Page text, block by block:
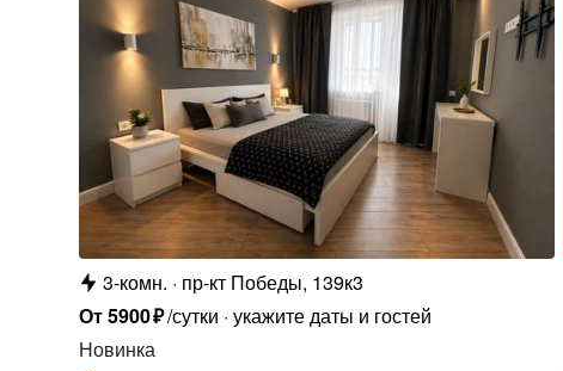
3-комн.
пр-кт Победы, 139к3
От5900₽/сутки укажите даты и гостей
Новинка